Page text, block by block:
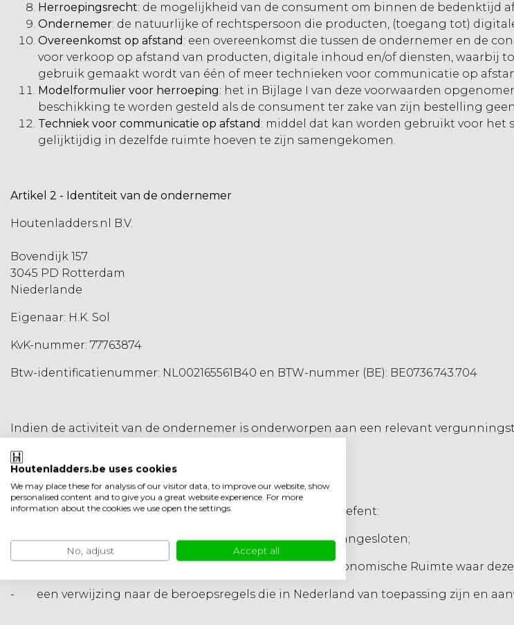
Herroepingsrecht: de mogelijkheid van de consument om binnen de bedenktijd
Ondernemer: de natuurlijke of rechtspersoon die producten, (toegang tot)
Overeenkomst op afstand : een overeenkomst die tussen de ondernemer en de
voor verkoop op afstand van producten, digitale inhoud en/of diensten, waarbij
gebruik gemaakt wordt van één of meer technieken voor communicatie op
Modelformulier voor herroeping: het in Bijlage I van deze voorwaarden
beschikking te worden gesteld als de consument ter zake van zijn bestelling
Techniek voor communicatie op afstand : middel dat kan worden gebruikt voor het
gelijktijdig in dezelfde ruimte hoeven te zijn samengekomen.
Artikel 2 - Identiteit van de ondernemer
Houtenladders.nl B.V.
Bovendijk 157
3045 PD Rotterdam
Niederlande
Eigenaar: H.K. Sol
KvK-nummer: 77763874
Btw-identificatienummer: NL002165561B40 en BTW-nummer (BE): BE0736.743.704
Indien de activiteit van de ondernemer is onderworpen aan een relevant
gegevens over de toezichthoudende autoriteit.
Indien de ondernemer een gereglementeerd beroep uitoefent:
- de beroepsvereniging of -organisatie waarbij hij is aangesloten;
- de beroepstitel, de plaats in de EU of de Europese Economische Ruimte waar
- een verwijzing naar de beroepsregels die in Nederland van toepassing zijn en
Houtenladders.be uses cookies
We may place these for analysis of our visitor data, to improve our website, show
personalised content and to give you a great website experience. For more
information about the cookies we use open the settings.
No, adjust Accept all